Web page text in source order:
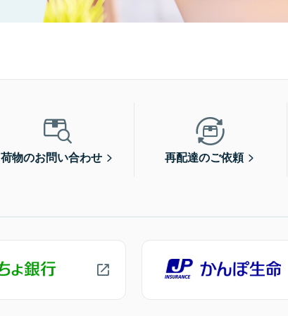
荷物のお問い合わせ 再配達のご依頼